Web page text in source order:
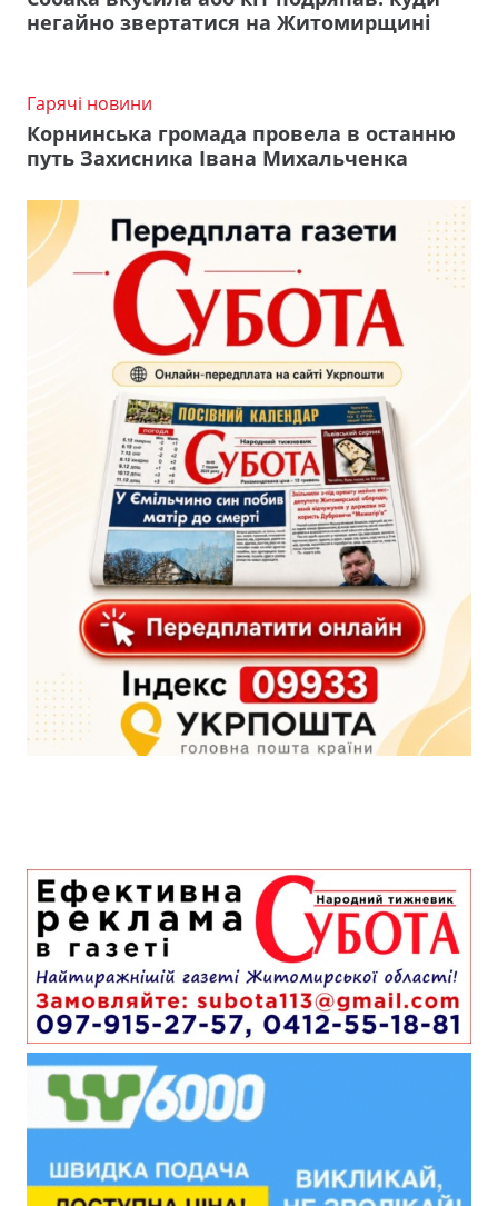
негайно звертатися на Житомирщині
Гарячі новини
Корнинська громада провела в останню
путь Захисника Івана Михальченка